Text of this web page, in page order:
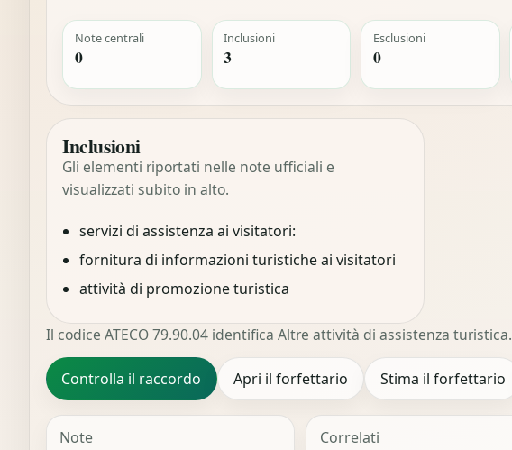
Note centrali
0
Inclusioni
3
Esclusioni
0
Inclusioni
Gli elementi riportati nelle note ufficiali e
visualizzati subito in alto.
servizi di assistenza ai visitatori:
fornitura di informazioni turistiche ai visitatori
attività di promozione turistica
Il codice ATECO 79.90.04 identifica Altre attività di assistenza turistica.
Controlla il raccordo Apri il forfettario Stima il forfettario
Note Correlati